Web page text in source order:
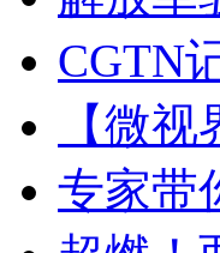
CGTN
【微
专家带